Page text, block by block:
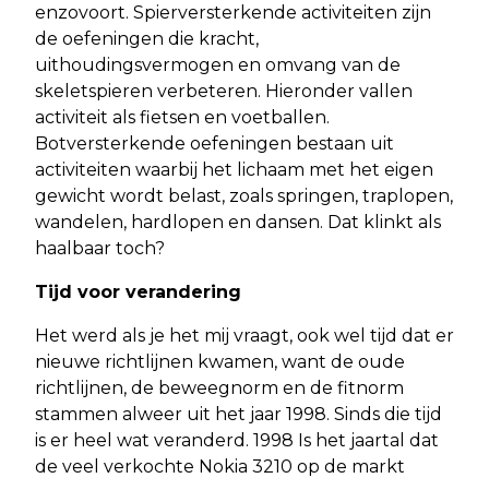
enzovoort. Spierversterkende activiteiten zijn
de oefeningen die kracht,
uithoudingsvermogen en omvang van de
skeletspieren verbeteren. Hieronder vallen
activiteit als fietsen en voetballen.
Botversterkende oefeningen bestaan uit
activiteiten waarbij het lichaam met het eigen
gewicht wordt belast, zoals springen, traplopen,
wandelen, hardlopen en dansen. Dat klinkt als
haalbaar toch?
Tijd voor verandering
Het werd als je het mij vraagt, ook wel tijd dat er
nieuwe richtlijnen kwamen, want de oude
richtlijnen, de beweegnorm en de fitnorm
stammen alweer uit het jaar 1998. Sinds die tijd
is er heel wat veranderd. 1998 Is het jaartal dat
de veel verkochte Nokia 3210 op de markt